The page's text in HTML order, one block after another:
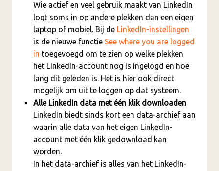
Wie actief en veel gebruik maakt van LinkedIn
logt soms in op andere plekken dan een eigen
laptop of mobiel. Bij de LinkedIn-instellingen
is de nieuwe functie See where you are logged
in toegevoegd om te zien op welke plekken
het LinkedIn-account nog is ingelogd en hoe
lang dit geleden is. Het is hier ook direct
mogelijk om uit te loggen op dat systeem.
Alle LinkedIn data met één klik downloaden
LinkedIn biedt sinds kort een data-archief aan
waarin alle data van het eigen LinkedIn-
account met één klik gedownload kan
worden.
In het data-archief is alles van het LinkedIn-